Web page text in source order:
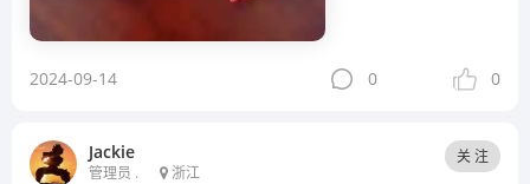
2024-09-14 0 0
Jackie
管理员 . 浙江
关 注